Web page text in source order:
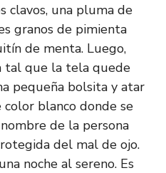
clavos, una pluma de
granos de pimienta
de menta. Luego,
tal que la tela quede
pequeña bolsita y atar
color blanco donde se
de la persona
del mal de ojo.
noche al sereno. Es